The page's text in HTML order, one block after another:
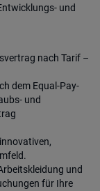
und
nach Tarif –
dem Equal-Pay-
und
und
für Ihre